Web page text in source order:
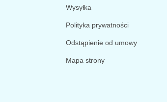
Wysyłka
Polityka prywatności
Odstąpienie od umowy
Mapa strony